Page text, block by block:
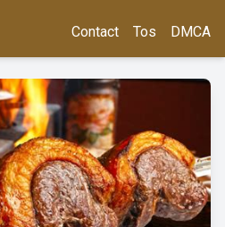
Contact Tos DMCA